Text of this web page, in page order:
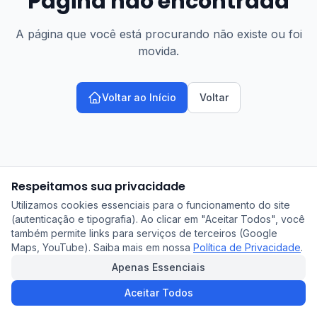
A página que você está procurando não existe ou foi
movida.
Voltar ao Início Voltar
Respeitamos sua privacidade
Utilizamos cookies essenciais para o funcionamento do site
(autenticação e tipografia). Ao clicar em "Aceitar Todos", você
também permite links para serviços de terceiros (Google
Maps, YouTube). Saiba mais em nossa Política de Privacidade.
Apenas Essenciais
Aceitar Todos